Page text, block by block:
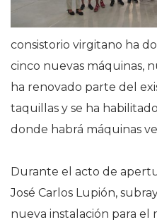
consistorio virgitano ha
cinco nuevas máquinas,
ha renovado parte del
taquillas y se ha
donde habrá máquinas
Durante el acto de
José Carlos Lupión,
nueva instalación para